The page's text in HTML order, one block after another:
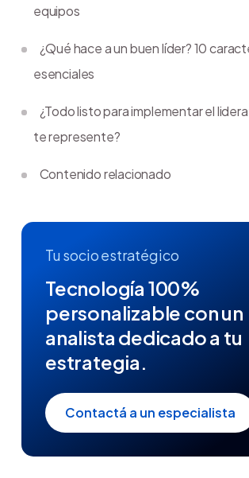
equipos
¿Qué hace a un buen líder? 10
esenciales
¿Todo listo para implementar el
te represente?
Contenido relacionado
Tu socio estratégico
Tecnología 100%
personalizable con un
analista dedicado a tu
estrategia.
Contactá a un especialista